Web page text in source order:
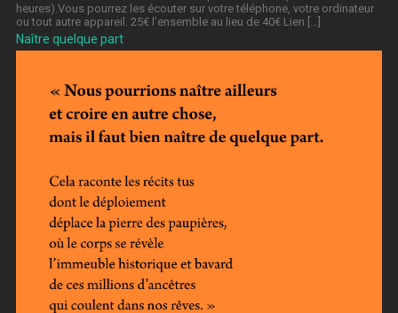
heures).Vous pourrez les écouter sur votre téléphone, votre ordinateur
ou tout autre appareil. 25€ l’ensemble au lieu de 40€ Lien […]
Naître quelque part